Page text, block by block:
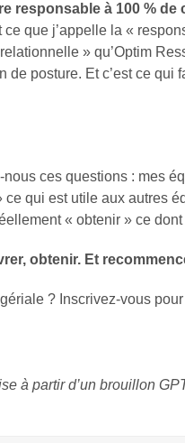
responsable à 100 %
ce que j’appelle la «
» qu’Optim
de posture. Et c’est ce qui
ces questions : mes
ce qui est utile aux autres
« obtenir » ce
obtenir. Et
? Inscrivez-vous
à partir d’un brouillon